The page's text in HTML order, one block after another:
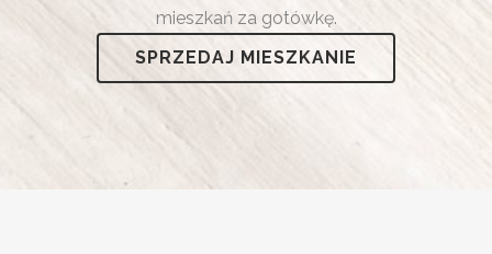
mieszkań za gotówkę.
SPRZEDAJ MIESZKANIE